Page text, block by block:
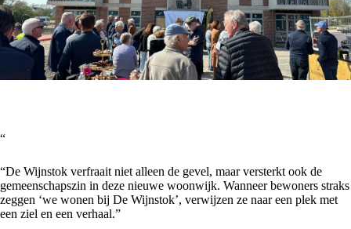
“
“De Wijnstok verfraait niet alleen de gevel, maar versterkt ook de
gemeenschapszin in deze nieuwe woonwijk. Wanneer bewoners straks
zeggen ‘we wonen bij De Wijnstok’, verwijzen ze naar een plek met
een ziel en een verhaal.”